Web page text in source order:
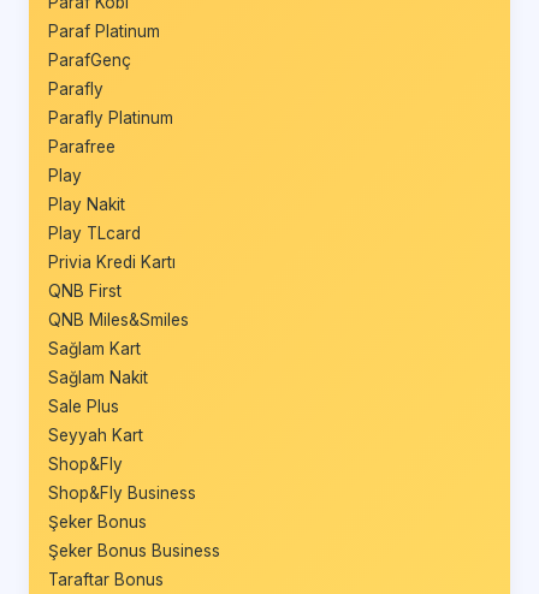
Paraf Platinum
ParafGenç
Parafly
Parafly Platinum
Parafree
Play
Play Nakit
Play TLcard
Privia Kredi Kartı
QNB First
QNB Miles&Smiles
Sağlam Kart
Sağlam Nakit
Sale Plus
Seyyah Kart
Shop&Fly
Shop&Fly Business
Şeker Bonus
Şeker Bonus Business
Taraftar Bonus